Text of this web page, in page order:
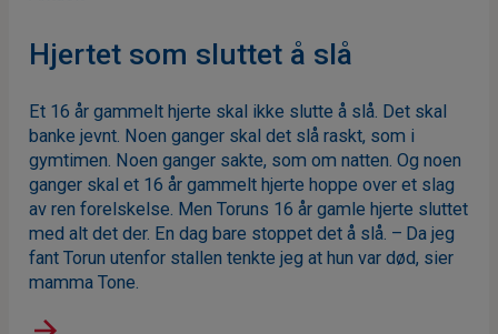
Hjertet som sluttet å slå
Et 16 år gammelt hjerte skal ikke slutte å slå. Det skal
banke jevnt. Noen ganger skal det slå raskt, som i
gymtimen. Noen ganger sakte, som om natten. Og noen
ganger skal et 16 år gammelt hjerte hoppe over et slag
av ren forelskelse. Men Toruns 16 år gamle hjerte sluttet
med alt det der. En dag bare stoppet det å slå. – Da jeg
fant Torun utenfor stallen tenkte jeg at hun var død, sier
mamma Tone.